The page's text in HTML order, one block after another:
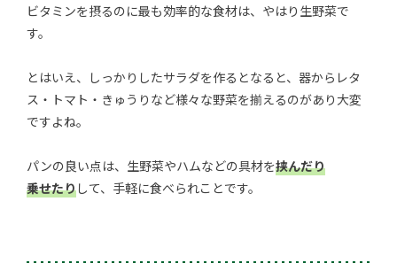
ビタミンを摂るのに最も効率的な食材は、やはり生野菜で
す。
とはいえ、しっかりしたサラダを作るとなると、器からレタ
ス・トマト・きゅうりなど様々な野菜を揃えるのがあり大変
ですよね。
パンの良い点は、生野菜やハムなどの具材を挟んだり
乗せたりして、手軽に食べられことです。